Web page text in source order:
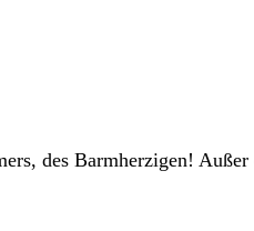
des Barmherzigen! Außer